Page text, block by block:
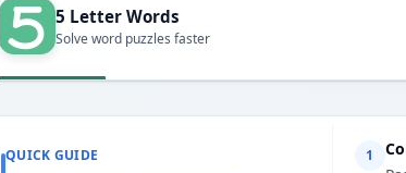
5 Letter Words
Solve word puzzles faster
QUICK GUIDE 1